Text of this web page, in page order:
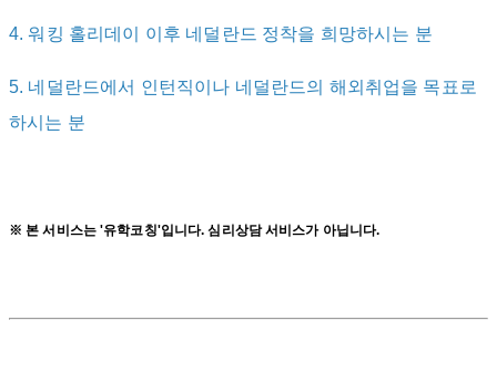
4. 워킹 홀리데이 이후 네덜란드 정착을 희망하시는 분
5. 네덜란드에서 인턴직이나 네덜란드의 해외취업을 목표로
하시는 분
※ 본 서비스는 '유학코칭'입니다. 심리상담 서비스가 아닙니다.